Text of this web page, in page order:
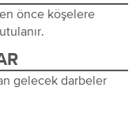
önce köşelere
gelecek darbeler